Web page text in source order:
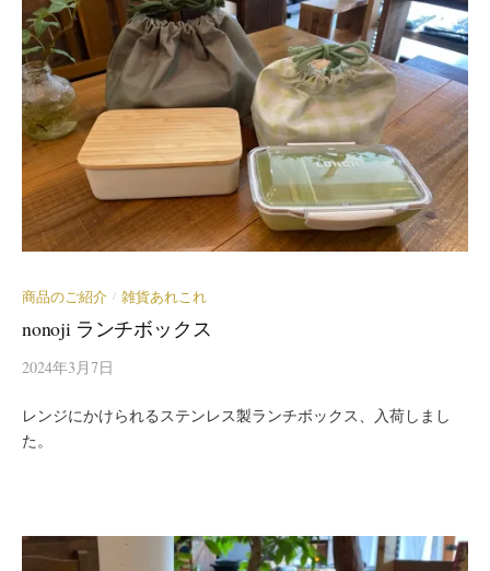
商品のご紹介 / 雑貨あれこれ
nonoji ランチボックス
2024年3月7日
レンジにかけられるステンレス製ランチボックス、入荷しまし
た。